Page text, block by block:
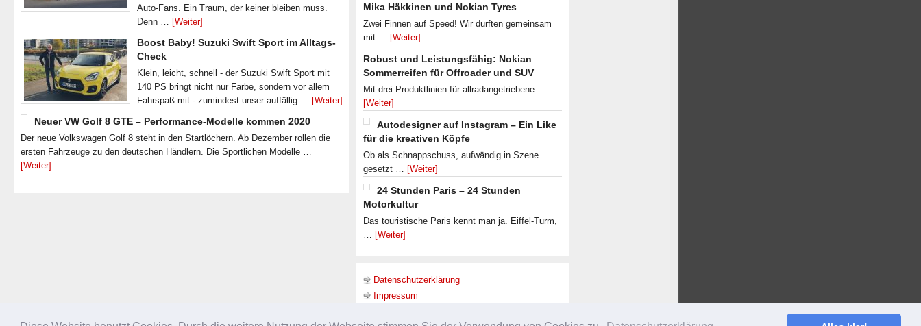
Auto-Fans. Ein Traum, der keiner bleiben muss.
Denn … [Weiter]
Boost Baby! Suzuki Swift Sport im Alltags-
Check
Klein, leicht, schnell - der Suzuki Swift Sport mit
140 PS bringt nicht nur Farbe, sondern vor allem
Fahrspaß mit - zumindest unser auffällig … [Weiter]
Neuer VW Golf 8 GTE – Performance-Modelle kommen 2020
Der neue Volkswagen Golf 8 steht in den Startlöchern. Ab Dezember rollen die
ersten Fahrzeuge zu den deutschen Händlern. Die Sportlichen Modelle …
[Weiter]
Mika Häkkinen und Nokian Tyres
Zwei Finnen auf Speed! Wir durften gemeinsam
mit … [Weiter]
Robust und Leistungsfähig: Nokian
Sommerreifen für Offroader und SUV
Mit drei Produktlinien für allradangetriebene …
[Weiter]
Autodesigner auf Instagram – Ein Like
für die kreativen Köpfe
Ob als Schnappschuss, aufwändig in Szene
gesetzt … [Weiter]
24 Stunden Paris – 24 Stunden
Motorkultur
Das touristische Paris kennt man ja. Eiffel-Turm,
… [Weiter]
Datenschutzerklärung
Impressum